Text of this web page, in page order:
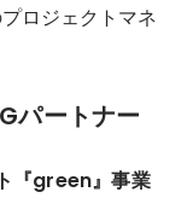
ロジェクトマネ
パートナー
『green』事業